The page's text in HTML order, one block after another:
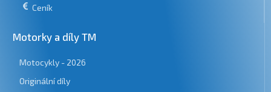
Ceník
Motorky a díly TM
Motocykly - 2026
Originální díly